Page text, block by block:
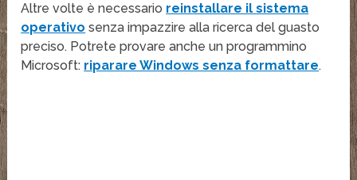
Altre volte è necessario reinstallare il sistema
operativo senza impazzire alla ricerca del guasto
preciso. Potrete provare anche un programmino
Microsoft: riparare Windows senza formattare.